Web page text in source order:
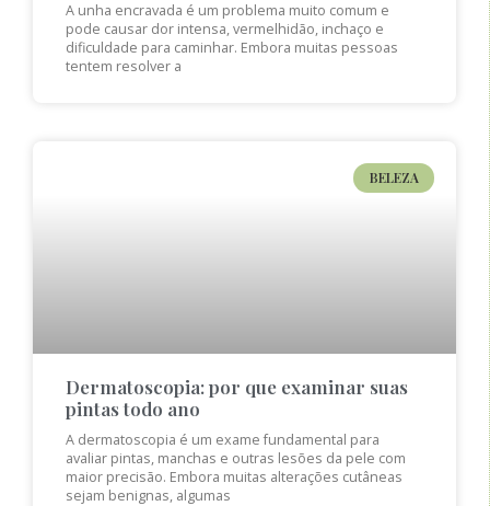
A unha encravada é um problema muito comum e
pode causar dor intensa, vermelhidão, inchaço e
dificuldade para caminhar. Embora muitas pessoas
tentem resolver a
BELEZA
Dermatoscopia: por que examinar suas
pintas todo ano
A dermatoscopia é um exame fundamental para
avaliar pintas, manchas e outras lesões da pele com
maior precisão. Embora muitas alterações cutâneas
sejam benignas, algumas